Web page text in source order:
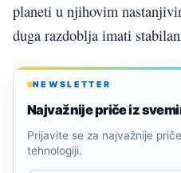
planeti u njihovim
duga razdoblja imati
NEWSLETTER
Najvažnije priče iz
Prijavite se za najvažnije
tehnologiji.